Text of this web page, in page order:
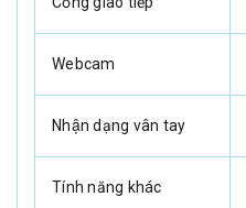
Webcam
Nhận dạng vân tay
Tính năng khác